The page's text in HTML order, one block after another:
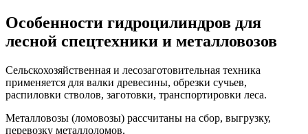
Особенности гидроцилиндров для
лесной спецтехники и металловозов
Сельскохозяйственная и лесозаготовительная техника
применяется для валки древесины, обрезки сучьев,
распиловки стволов, заготовки, транспортировки леса.
Металловозы (ломовозы) рассчитаны на сбор, выгрузку,
перевозку металлоломов.